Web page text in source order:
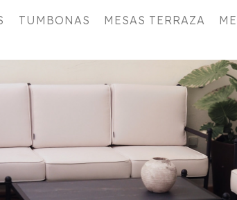
TUMBONAS MESAS TERRAZA